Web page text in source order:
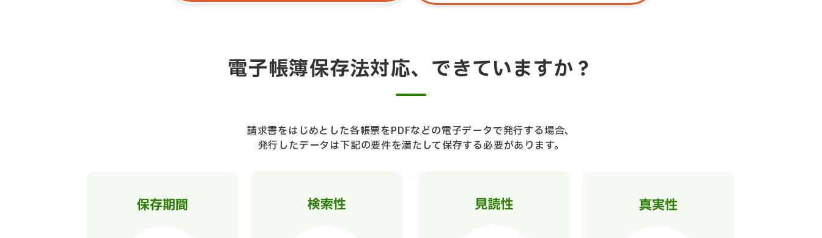
電子帳簿保存法対応、できていますか？
請求書をはじめとした各帳票をPDFなどの電子データで発行する場合、
発行したデータは下記の要件を満たして保存する必要があります。